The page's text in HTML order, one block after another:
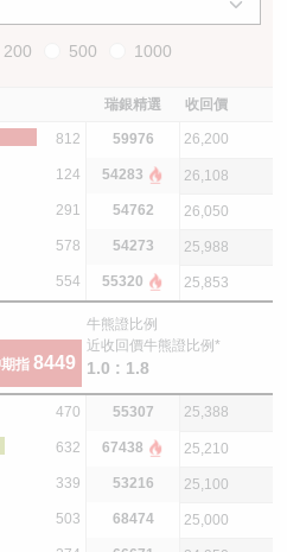
200 500 1000
瑞銀精選 收回價
812 59976 26,200
124 54283 26,108
291 54762 26,050
578 54273 25,988
554 55320 25,853
指 8449
牛熊證比例
近收回價牛熊證比例*
1.0 : 1.8
470 55307 25,388
632 67438 25,210
339 53216 25,100
503 68474 25,000